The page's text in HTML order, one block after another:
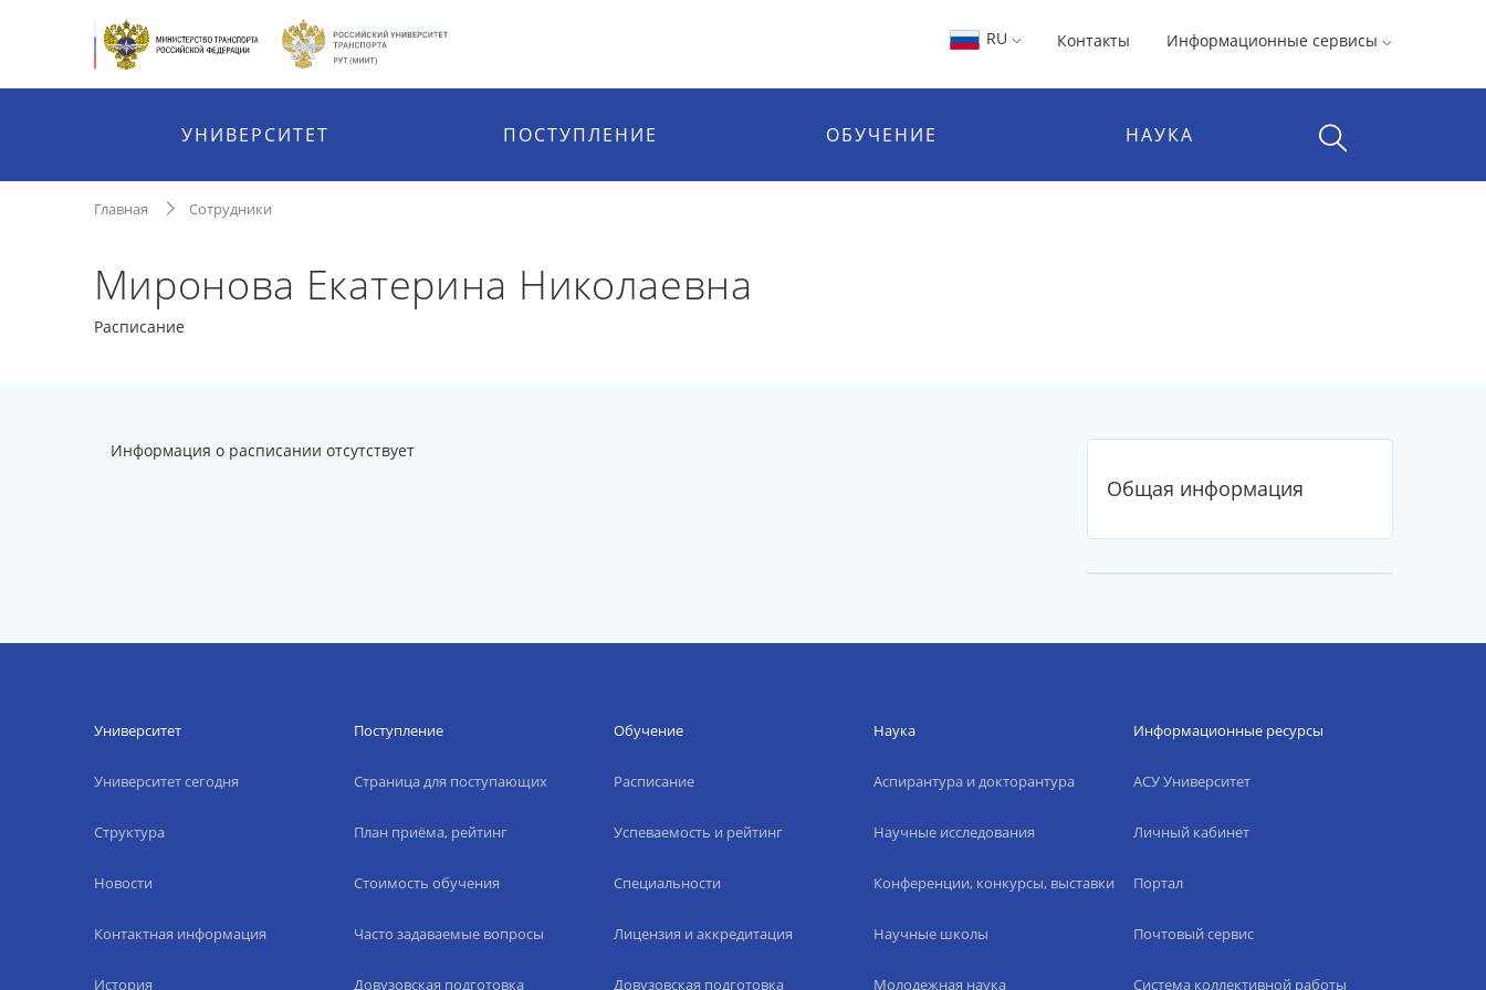
RU Контакты Информационные сервисы
УНИВЕРСИТЕТ ПОСТУПЛЕНИЕ ОБУЧЕНИЕ НАУКА
Главная Сотрудники
Миронова Екатерина Николаевна
Расписание
Информация о расписании отсутствует
Общая информация
Университет
Университет сегодня
Структура
Новости
Контактная информация
История
Поступление
Страница для поступающих
План приёма, рейтинг
Стоимость обучения
Часто задаваемые вопросы
Довузовская подготовка
Обучение
Расписание
Успеваемость и рейтинг
Специальности
Лицензия и аккредитация
Довузовская подготовка
Наука
Аспирантура и докторантура
Научные исследования
Конференции, конкурсы, выставки
Научные школы
Молодежная наука
Информационные ресурсы
АСУ Университет
Личный кабинет
Портал
Почтовый сервис
Система коллективной работы